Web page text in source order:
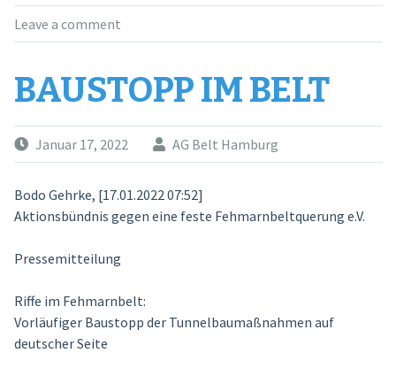
Leave a comment
BAUSTOPP IM BELT
Januar 17, 2022 AG Belt Hamburg
Bodo Gehrke, [17.01.2022 07:52]
Aktionsbündnis gegen eine feste Fehmarnbeltquerung e.V.
Pressemitteilung
Riffe im Fehmarnbelt:
Vorläufiger Baustopp der Tunnelbaumaßnahmen auf
deutscher Seite